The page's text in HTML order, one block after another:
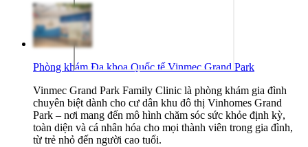
Phòng khám Đa khoa Quốc tế Vinmec Grand Park
Vinmec Grand Park Family Clinic là phòng khám gia đình
chuyên biệt dành cho cư dân khu đô thị Vinhomes Grand
Park – nơi mang đến mô hình chăm sóc sức khỏe định kỳ,
toàn diện và cá nhân hóa cho mọi thành viên trong gia đình,
từ trẻ nhỏ đến người cao tuổi.